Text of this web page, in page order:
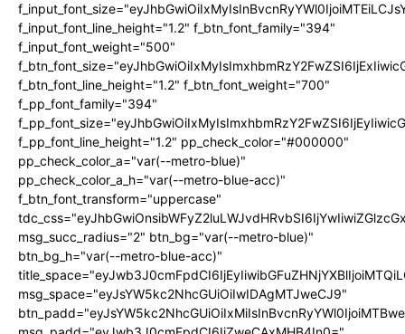
f_input_font_line_height="1.2" f_btn_font_family="394"
f_input_font_weight="500"
f_btn_font_line_height="1.2" f_btn_font_weight="700"
f_pp_font_family="394"
f_pp_font_line_height="1.2" pp_check_color="#000000"
pp_check_color_a="var(--metro-blue)"
pp_check_color_a_h="var(--metro-blue-acc)"
f_btn_font_transform="uppercase"
msg_succ_radius="2" btn_bg="var(--metro-blue)"
btn_bg_h="var(--metro-blue-acc)"
msg_space="eyJsYW5kc2NhcGUiOiIwIDAgMTJweCJ9"